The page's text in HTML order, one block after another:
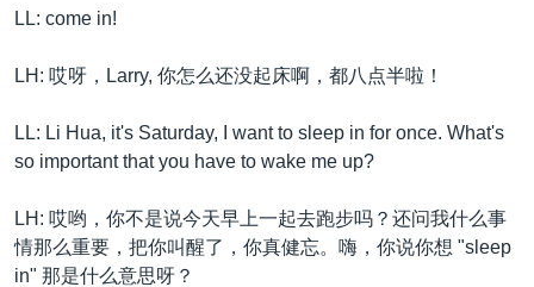
台海两岸关系
南中国海争端
关注西藏
关注新疆
GEN Z 看美国
LL: come in!
LH: 哎呀，Larry, 你怎么还没起床啊，都八点半啦！
LL: Li Hua, it's Saturday, I want to sleep in for once. What's
so important that you have to wake me up?
LH: 哎哟，你不是说今天早上一起去跑步吗？还问我什么事
情那么重要，把你叫醒了，你真健忘。嗨，你说你想 "sleep
in" 那是什么意思呀？